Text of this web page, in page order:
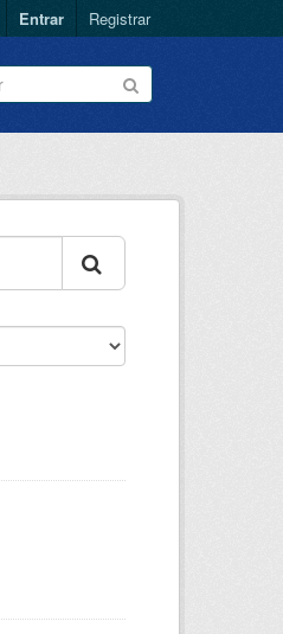
Entrar Registrar